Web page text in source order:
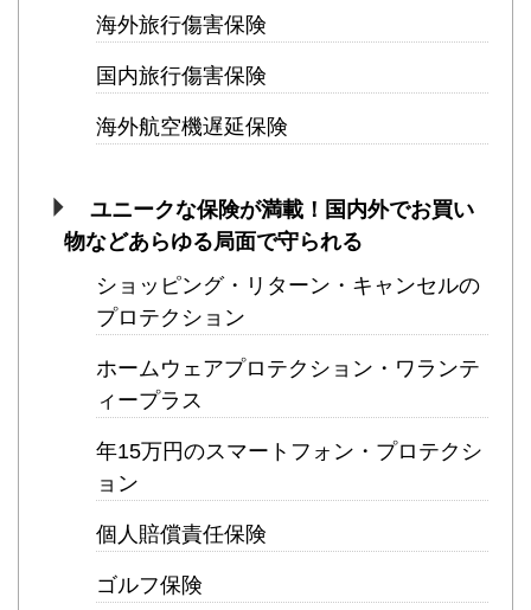
海外旅行傷害保険
国内旅行傷害保険
海外航空機遅延保険
ユニークな保険が満載！国内外でお買い
物などあらゆる局面で守られる
ショッピング・リターン・キャンセルの
プロテクション
ホームウェアプロテクション・ワランテ
ィープラス
年15万円のスマートフォン・プロテクシ
ョン
個人賠償責任保険
ゴルフ保険